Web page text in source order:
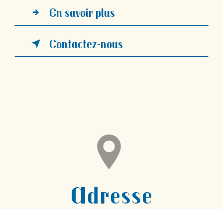
En savoir plus
Contactez-nous
Adresse